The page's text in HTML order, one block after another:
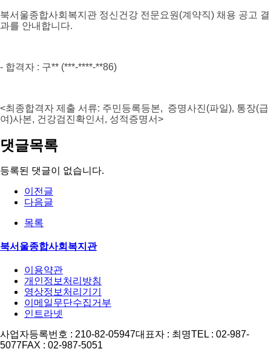
북서울종합사회복지관 정신건강 전문요원(계약직) 채용 공고 결
과를 안내합니다.
- 합격자 : 구** (***-****-**86)
<최종합격자 제출 서류: 주민등록등본, 증명사진 (파일), 통장(급
여)사본, 건강검진확인서 , 성적증명서>
댓글목록
등록된 댓글이 없습니다.
이전글
다음글
목록
북서울종합사회복지관
이용약관
개인정보처리방침
영상정보처리기기
이메일무단수집거부
인트라넷
사업자등록번호 : 210-82-05947대표자 : 최명TEL : 02-987-
5077FAX : 02-987-5051